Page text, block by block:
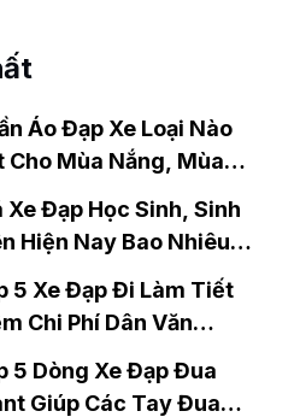
Áo Đạp Xe Loại Nào
Cho Mùa Nắng, Mùa
Xe Đạp Học Sinh, Sinh
Hiện Nay Bao Nhiêu?
5 Xe Đạp Đi Làm Tiết
Chi Phí Dân Văn
5 Dòng Xe Đạp Đua
Giúp Các Tay Đua